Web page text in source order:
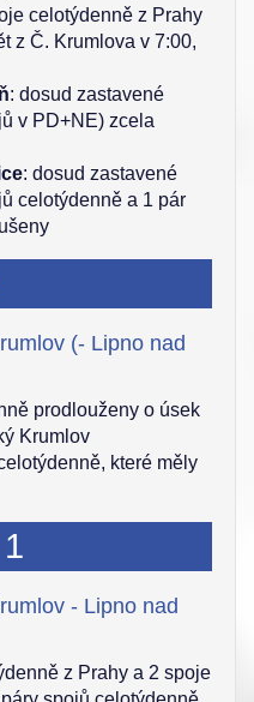
celotýdenně z Prahy
z Č. Krumlova v 7:00,
: dosud zastavené
v PD+NE) zcela
: dosud zastavené
celotýdenně a 1 pár
(- Lipno nad
prodlouženy o úsek
Krumlov
které měly
- Lipno nad
z Prahy a 2 spoje